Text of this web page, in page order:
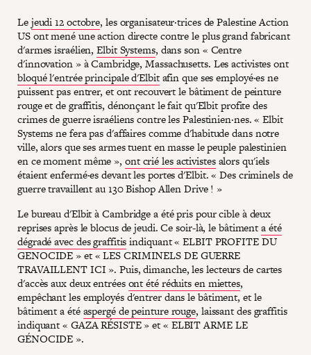
Lejeudi 12 octobre, les organisateur·trices de Palestine Action
US ont mené une action directe contre le plus grand fabricant
d'armes israélien,Elbit Systems, dans son « Centre
d'innovation » à Cambridge, Massachusetts. Les activistes ont
bloqué l'entrée principale d'Elbitafin que ses employé·es ne
puissent pas entrer, et ont recouvert le bâtiment de peinture
rouge et de graffitis, dénonçant le fait qu'Elbit profite des
crimes de guerre israéliens contre les Palestinien·nes. « Elbit
Systems ne fera pas d'affaires comme d'habitude dans notre
ville, alors que ses armes tuent en masse le peuple palestinien
en ce moment même », ont crié les activistesalors qu'iels
étaient enfermé·es devant les portes d'Elbit. « Des criminels de
guerre travaillent au 130 Bishop Allen Drive ! »
Le bureau d'Elbit à Cambridge a été pris pour cible à deux
reprises après le blocus de jeudi. Ce soir-là, le bâtimenta été
dégradé avec des graffitisindiquant « ELBIT PROFITE DU
GENOCIDE » et « LES CRIMINELS DE GUERRE
TRAVAILLENT ICI ». Puis, dimanche, les lecteurs de cartes
d'accès aux deux entréesont été réduits en miettes,
empêchant les employés d'entrer dans le bâtiment, et le
bâtiment a étéaspergé de peinture rouge, laissant des graffitis
indiquant « GAZA RÉSISTE » et « ELBIT ARME LE
GÉNOCIDE ».